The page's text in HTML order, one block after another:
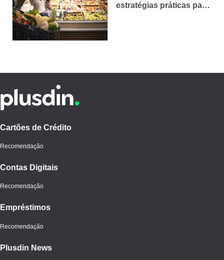
estratégias práticas para
Cartões de Crédito
Recomendação
Contas Digitais
Recomendação
Empréstimos
Recomendação
Plusdin News